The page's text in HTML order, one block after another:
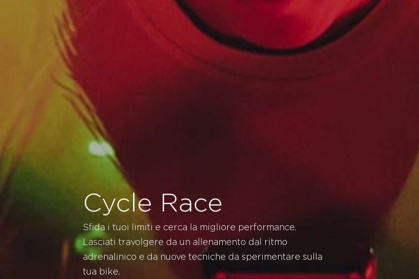
Cycle Race
Sfida i tuoi limiti e cerca la migliore performance.
Lasciati travolgere da un allenamento dal ritmo
adrenalinico e da nuove tecniche da sperimentare sulla
tua bike.